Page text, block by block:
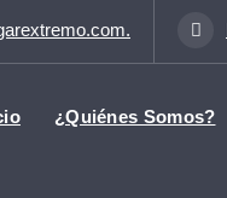
¿Quiénes Somos?